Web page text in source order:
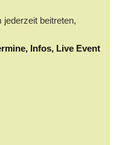
beitreten,
Infos, Live Event